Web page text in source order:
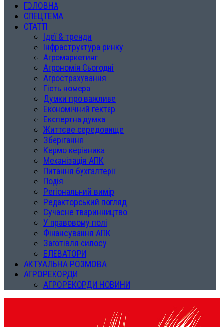
ГОЛОВНА
СПЕЦТЕМА
СТАТТІ
Ідеї & тренди
Інфраструктура ринку
Агромаркетинг
Агрономія Сьогодні
Агрострахування
Гість номера
Думки про важливе
Економічний гектар
Експертна думка
Життєве середовище
Зберігання
Кермо керівника
Механізація АПК
Питання бухгалтерії
Подія
Регіональний вимір
Редакторський погляд
Сучасне тваринництво
У правовому полі
Фінансування АПК
Заготівля силосу
ЕЛЕВАТОРИ
АКТУАЛЬНА РОЗМОВА
АГРОРЕКОРДИ
АГРОРЕКОРДИ НОВИНИ